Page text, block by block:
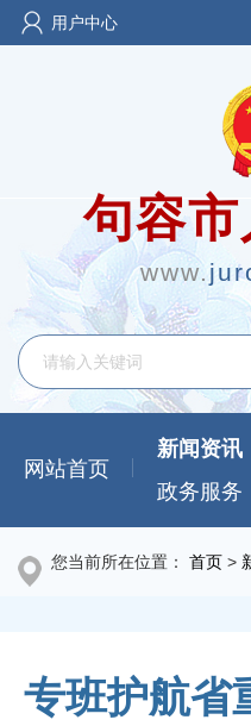
用户中心
句容
www.
网站首页
新闻资讯
政务服务
您当前所在位置： 首页 >
专班护航省